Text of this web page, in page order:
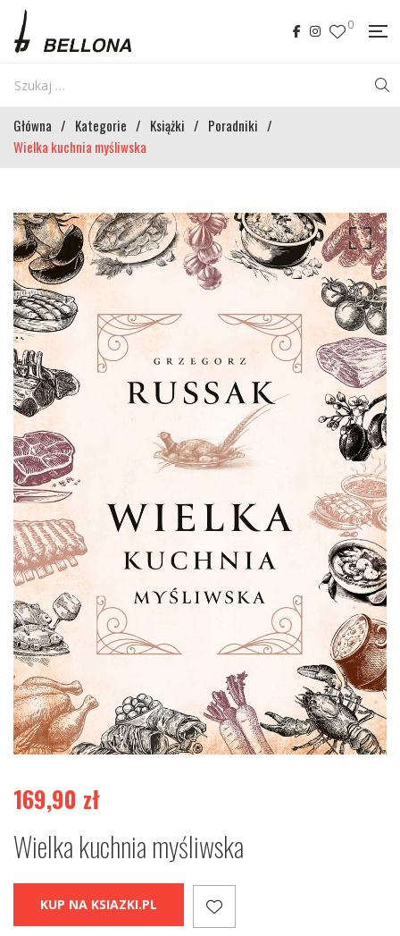
0
Główna / Kategorie / Książki / Poradniki /
Wielka kuchnia myśliwska
169,90 zł
Wielka kuchnia myśliwska
KUP NA KSIAZKI.PL